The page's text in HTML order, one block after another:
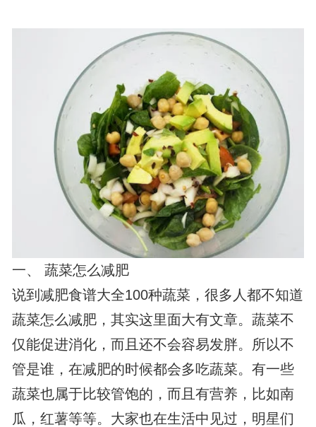
一、 蔬菜怎么减肥
说到减肥食谱大全100种蔬菜，很多人都不知道
蔬菜怎么减肥，其实这里面大有文章。蔬菜不
仅能促进消化，而且还不会容易发胖。所以不
管是谁，在减肥的时候都会多吃蔬菜。有一些
蔬菜也属于比较管饱的，而且有营养，比如南
瓜，红薯等等。大家也在生活中见过，明星们